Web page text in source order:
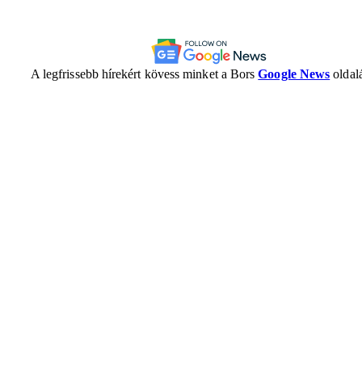
A legfrissebb hírekért kövess minket a BorsGoogle News